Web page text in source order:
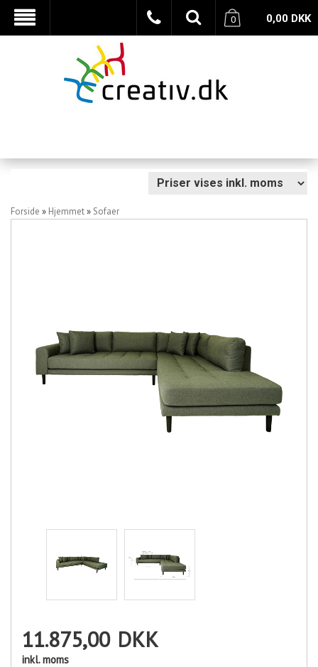
0,00 DKK
0
Forside » Hjemmet» Sofaer
11.875,00 DKK
inkl. moms